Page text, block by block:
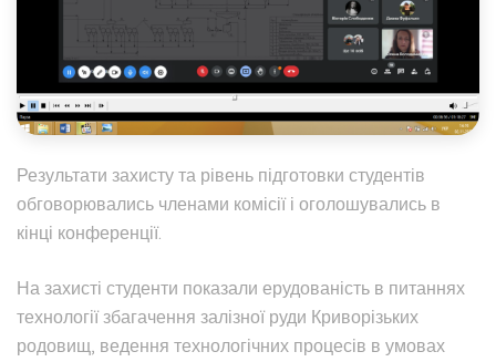
Результати захисту та рівень підготовки студентів
обговорювались членами комісії і оголошувались в
кінці конференції.
На захисті студенти показали ерудованість в питаннях
технології збагачення залізної руди Криворізьких
родовищ, ведення технологічних процесів в умовах